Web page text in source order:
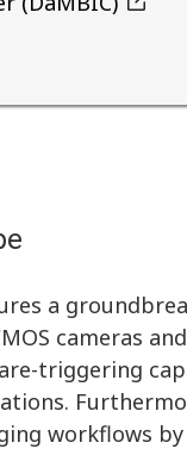
a
cameras
triggering
workflows